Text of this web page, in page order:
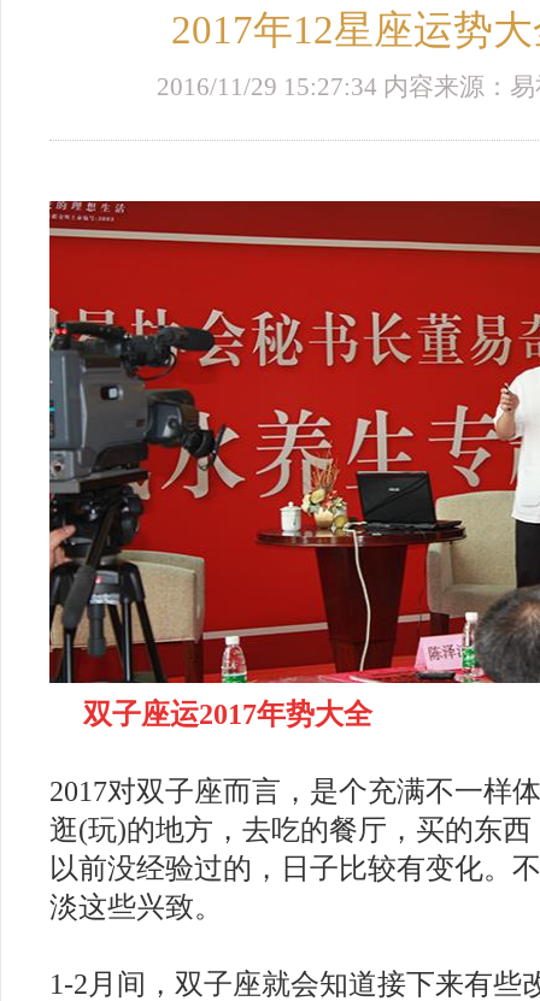
2017年12星座运势
2016/11/29 15:27:34 内容来源：
双子座运2017年势大全
2017对双子座而言，是个充满不一样
逛(玩)的地方，去吃的餐厅，买的东
以前没经验过的，日子比较有变化。
淡这些兴致。
1-2月间，双子座就会知道接下来有些